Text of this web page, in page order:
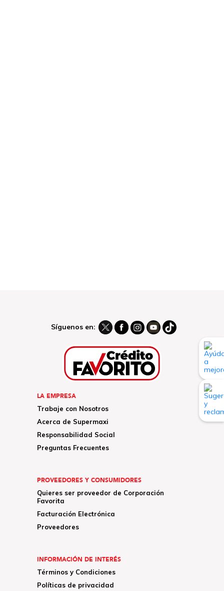
Síguenos en:
LA EMPRESA
Trabaje con Nosotros
Acerca de Supermaxi
Responsabilidad Social
Preguntas Frecuentes
PROVEEDORES Y CONSUMIDORES
Quieres ser proveedor de Corporación
Favorita
Facturación Electrónica
Proveedores
INFORMACIÓN DE INTERÉS
Términos y Condiciones
Políticas de privacidad